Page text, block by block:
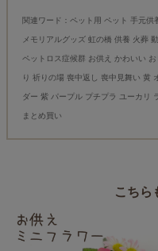
関連ワード：ペット用 ペット 手元
メモリアルグッズ 虹の橋 供養 火葬
ペットロス症候群 お供え かわいい
り 祈りの場 喪中返し 喪中見舞い 黄
ダー 紫 パープル プチプラ ユーカリ
まとめ買い
こちら